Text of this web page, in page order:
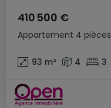
Appartement 4 pièces
410 500 €
93 m² 4 3